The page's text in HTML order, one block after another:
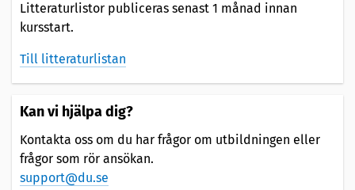
Litteraturlistor publiceras senast 1 månad innan
kursstart.
Till litteraturlistan
Kan vi hjälpa dig?
Kontakta oss om du har frågor om utbildningen eller
frågor som rör ansökan.
support@du.se